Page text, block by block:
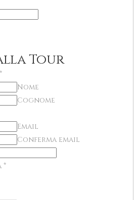
Tour
*
Nome
Cognome
Email
Conferma email
*